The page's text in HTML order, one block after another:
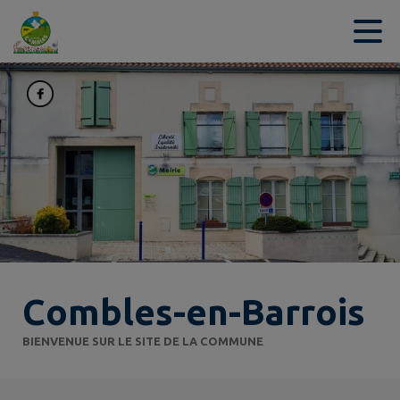
Contenu
Combles-en-Barrois
BIENVENUE SUR LE SITE DE LA COMMUNE